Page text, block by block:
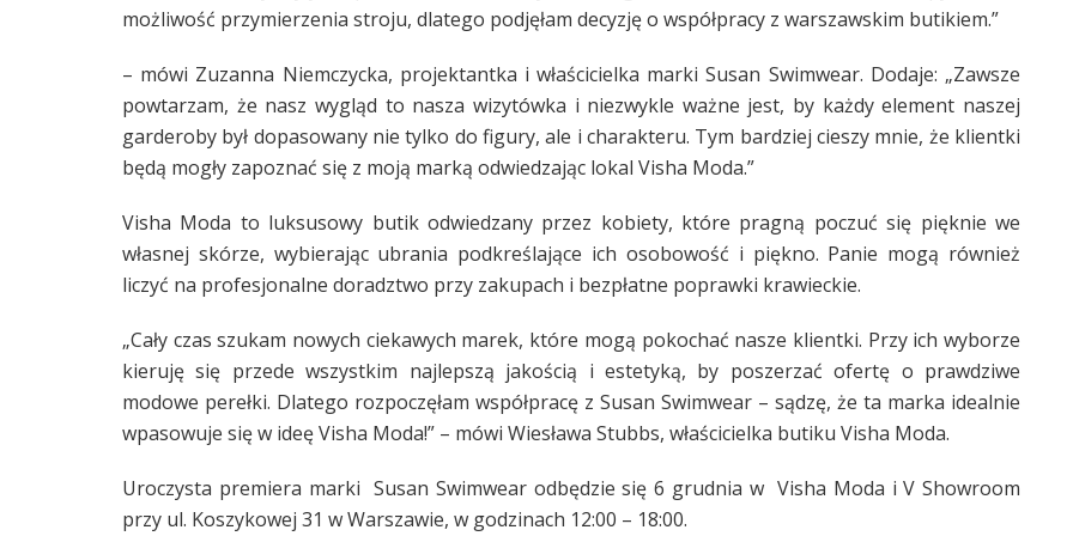
możliwość przymierzenia stroju, dlatego podjęłam decyzję o współpracy z warszawskim butikiem.”
– mówi Zuzanna Niemczycka, projektantka i właścicielka marki Susan Swimwear. Dodaje: „Zawsze
powtarzam, że nasz wygląd to nasza wizytówka i niezwykle ważne jest, by każdy element naszej
garderoby był dopasowany nie tylko do figury, ale i charakteru. Tym bardziej cieszy mnie, że klientki
będą mogły zapoznać się z moją marką odwiedzając lokal Visha Moda.”
Visha Moda to luksusowy butik odwiedzany przez kobiety, które pragną poczuć się pięknie we
własnej skórze, wybierając ubrania podkreślające ich osobowość i piękno. Panie mogą również
liczyć na profesjonalne doradztwo przy zakupach i bezpłatne poprawki krawieckie.
„Cały czas szukam nowych ciekawych marek, które mogą pokochać nasze klientki. Przy ich wyborze
kieruję się przede wszystkim najlepszą jakością i estetyką, by poszerzać ofertę o prawdziwe
modowe perełki. Dlatego rozpoczęłam współpracę z Susan Swimwear – sądzę, że ta marka idealnie
wpasowuje się w ideę Visha Moda!” – mówi Wiesława Stubbs, właścicielka butiku Visha Moda.
Uroczysta premiera marki Susan Swimwear odbędzie się 6 grudnia w Visha Moda i V Showroom
przy ul. Koszykowej 31 w Warszawie, w godzinach 12:00 – 18:00.